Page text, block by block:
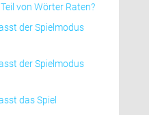
von Wörter Raten?
der Spielmodus
der Spielmodus
das Spiel